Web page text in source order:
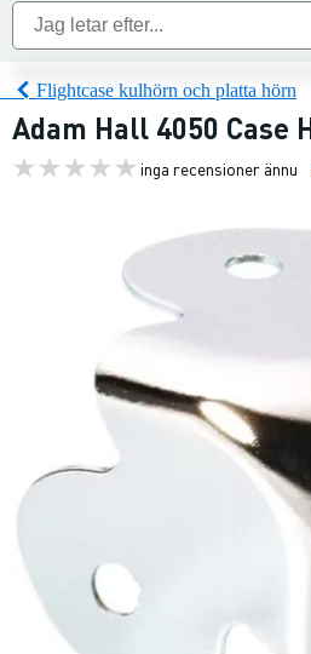
Flightcase kulhörn och platta hörn
Adam Hall 4050 Case
inga recensioner ännu